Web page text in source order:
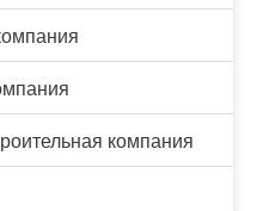
компания